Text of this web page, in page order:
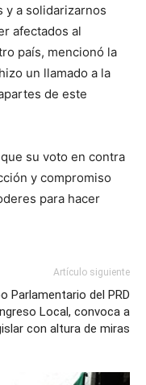
y a solidarizarnos
afectados al
país, mencionó la
un llamado a la
de este
su voto en contra
y compromiso
para hacer
Artículo siguiente
Parlamentario del PRD
Local, convoca a
con altura de miras